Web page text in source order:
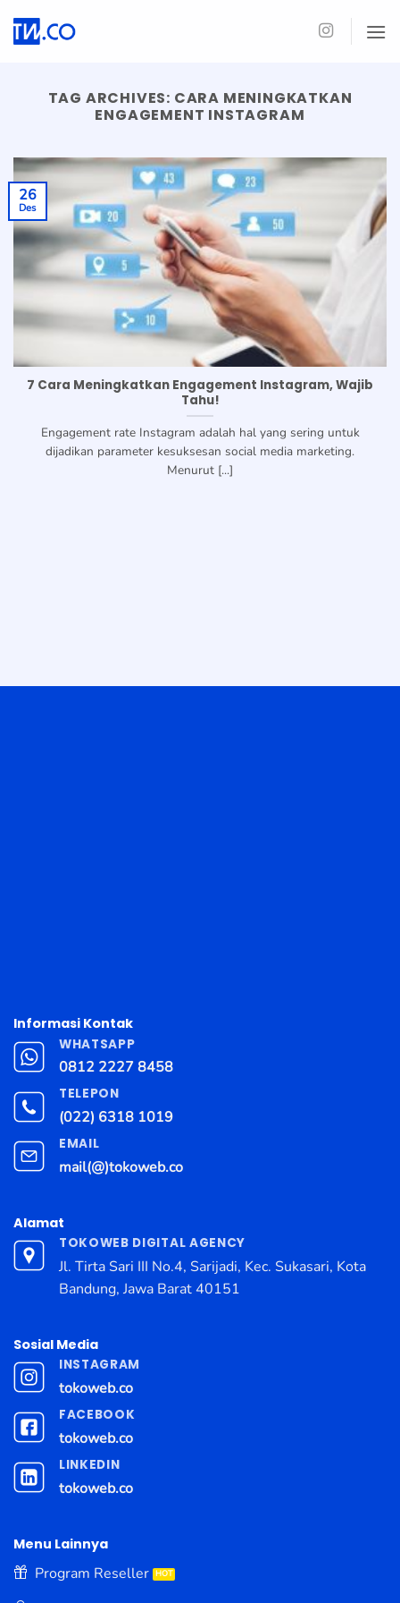
TAG ARCHIVES: CARA MENINGKATKAN
ENGAGEMENT INSTAGRAM
7 Cara Meningkatkan Engagement Instagram, Wajib
Tahu!
Engagement rate Instagram adalah hal yang sering untuk
dijadikan parameter kesuksesan social media marketing.
Menurut [...]
26
Des
Informasi Kontak
WHATSAPP
0812 2227 8458
TELEPON
(022) 6318 1019
EMAIL
mail(@)tokoweb.co
Alamat
TOKOWEB DIGITAL AGENCY
Jl. Tirta Sari III No.4, Sarijadi, Kec. Sukasari, Kota
Bandung, Jawa Barat 40151
Sosial Media
INSTAGRAM
tokoweb.co
FACEBOOK
tokoweb.co
LINKEDIN
tokoweb.co
Menu Lainnya
Program Reseller